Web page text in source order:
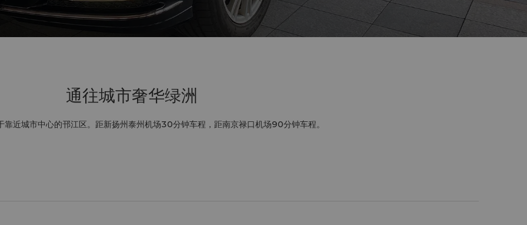
通往城市奢华绿洲
靠近城市中心的邗江区。距新扬州泰州机场30分钟车程，距南京禄口机场90分钟车程。